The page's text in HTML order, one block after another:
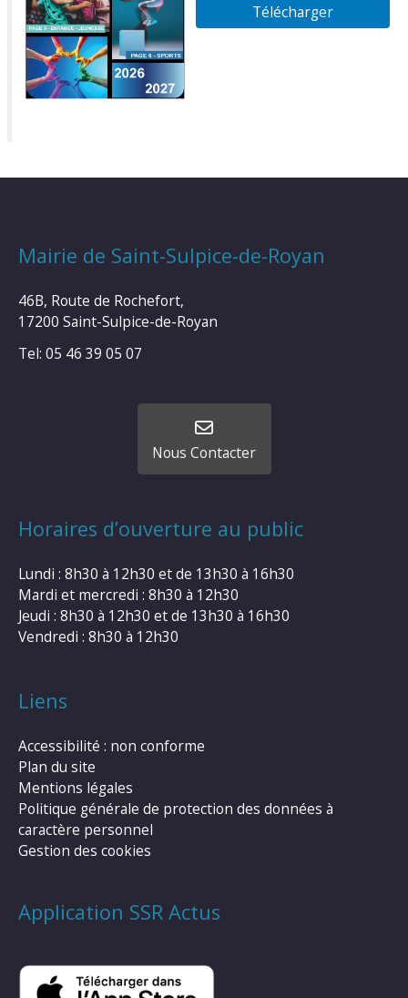
Télécharger
Mairie de Saint-Sulpice-de-Royan
46B, Route de Rochefort,
17200 Saint-Sulpice-de-Royan
Tel: 05 46 39 05 07
Nous Contacter
Horaires d’ouverture au public
Lundi : 8h30 à 12h30 et de 13h30 à 16h30
Mardi et mercredi : 8h30 à 12h30
Jeudi : 8h30 à 12h30 et de 13h30 à 16h30
Vendredi : 8h30 à 12h30
Liens
Accessibilité : non conforme
Plan du site
Mentions légales
Politique générale de protection des données à
caractère personnel
Gestion des cookies
Application SSR Actus